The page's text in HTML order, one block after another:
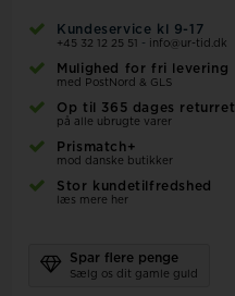
Kundeservice kl 9-17
+45 32 12 25 51 - info@ur-tid.dk
Mulighed for fri levering
med PostNord & GLS
Op til 365 dages returret
på alle ubrugte varer
Prismatch+
mod danske butikker
Stor kundetilfredshed
læs mere her
Spar flere penge
Sælg os dit gamle guld